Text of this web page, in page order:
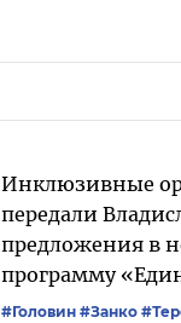
Инклюзивные
передали
предложения в
программу
#Головин #Занко